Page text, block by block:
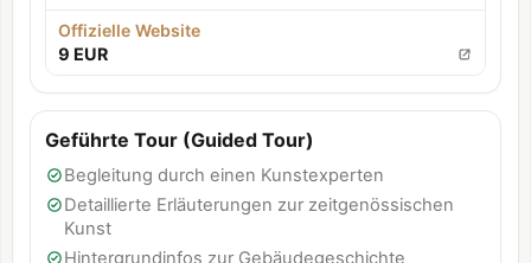
Offizielle Website
9 EUR
Geführte Tour (Guided Tour)
Begleitung durch einen Kunstexperten
Detaillierte Erläuterungen zur zeitgenössischen
Kunst
Hintergrundinfos zur Gebäudegeschichte